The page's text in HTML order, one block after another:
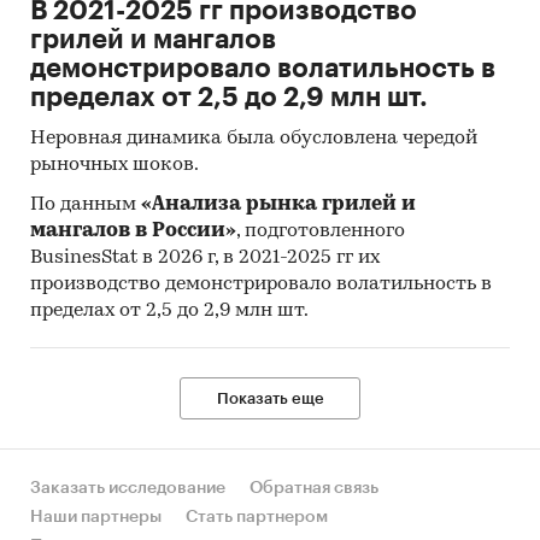
рынка) на2025-2029 гг.на основе
ретроспективных данных с поправкой на
мнения экспертов, макроэкономические
тренды, изменения в регулировании отрасли и
Фактическое количество страниц может
отличаться от указанного.
Источник: TK Solutions
Категории: Россия
Детские молочные смеси
В 2021-2025 гг производство
грилей и мангалов
демонстрировало волатильность в
пределах от 2,5 до 2,9 млн шт.
Неровная динамика была обусловлена чередой
рыночных шоков.
По данным «Анализа рынка грилей и
мангалов в России», подготовленного
BusinesStat в 2026 г, в 2021-2025 гг их
производство демонстрировало волатильность в
пределах от 2,5 до 2,9 млн шт.
Показать еще
Заказать исследование
Обратная связь
Наши партнеры
Стать партнером